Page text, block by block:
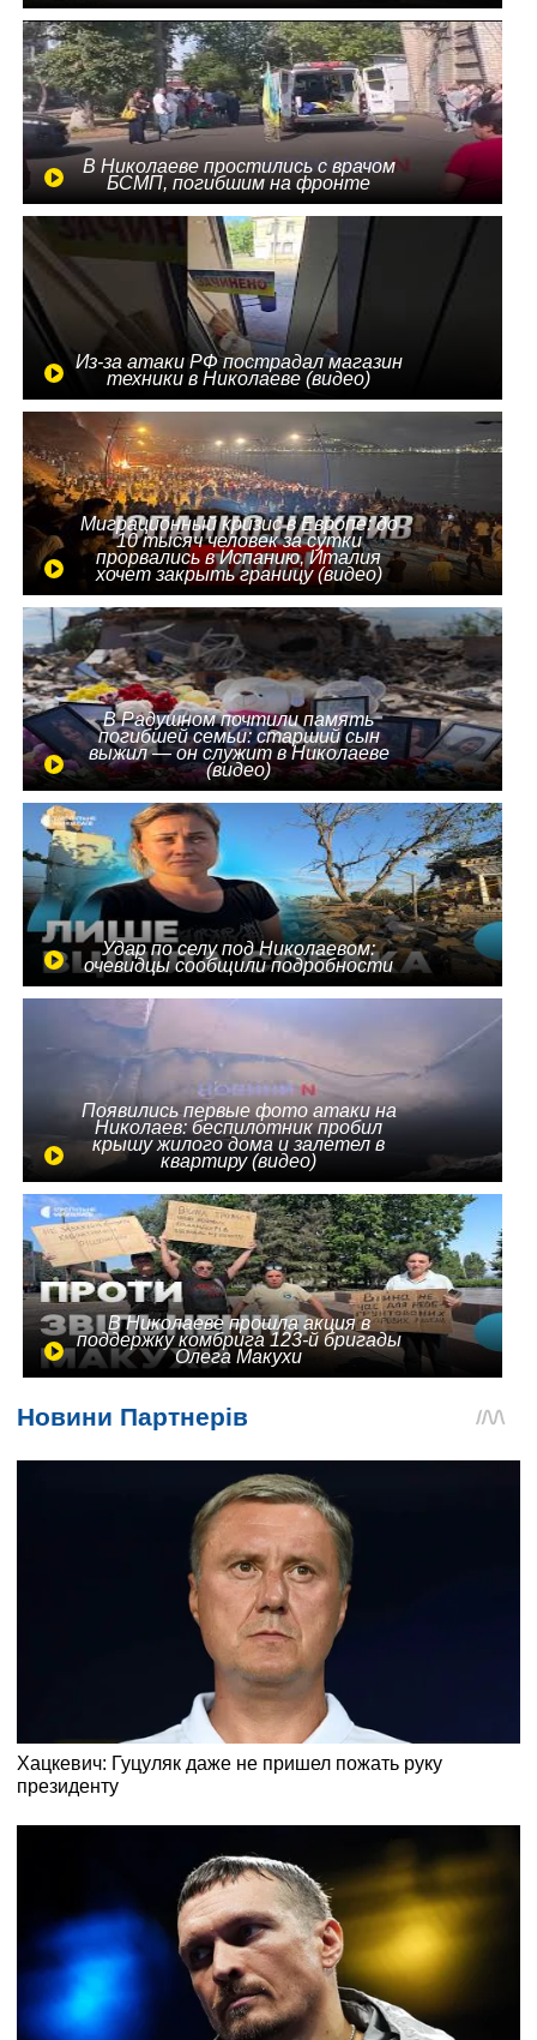
В Николаеве простились с врачом
БСМП, погибшим на фронте
Из-за атаки РФ пострадал магазин
техники в Николаеве (видео)
Миграционный кризис в Европе: до
10 тысяч человек за сутки
прорвались в Испанию, Италия
хочет закрыть границу (видео)
В Радушном почтили память
погибшей семьи: старший сын
выжил — он служит в Николаеве
(видео)
Удар по селу под Николаевом:
очевидцы сообщили подробности
Появились первые фото атаки на
Николаев: беспилотник пробил
крышу жилого дома и залетел в
квартиру (видео)
В Николаеве прошла акция в
поддержку комбрига 123-й бригады
Олега Макухи